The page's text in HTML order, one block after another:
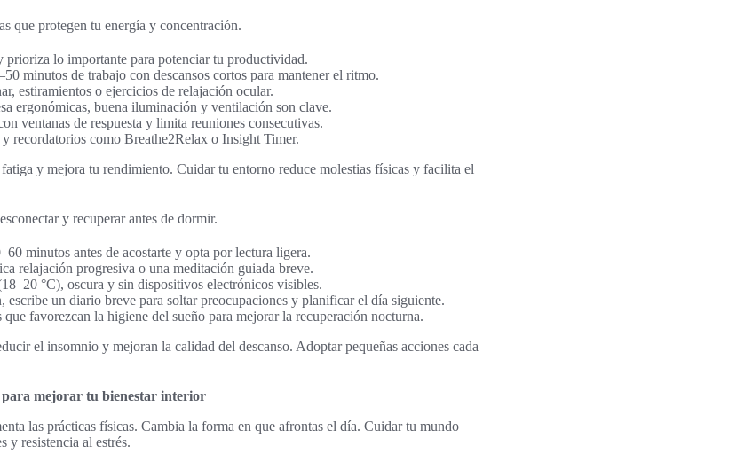
que protegen tu energía y concentración.
prioriza lo importante para potenciar tu productividad.
minutos de trabajo con descansos cortos para mantener el ritmo.
estiramientos o ejercicios de relajación ocular.
ergonómicas, buena iluminación y ventilación son clave.
ventanas de respuesta y limita reuniones consecutivas.
recordatorios como Breathe2Relax o Insight Timer.
y mejora tu rendimiento. Cuidar tu entorno reduce molestias físicas y facilita el
y recuperar antes de dormir.
minutos antes de acostarte y opta por lectura ligera.
relajación progresiva o una meditación guiada breve.
°C), oscura y sin dispositivos electrónicos visibles.
escribe un diario breve para soltar preocupaciones y planificar el día siguiente.
favorezcan la higiene del sueño para mejorar la recuperación nocturna.
el insomnio y mejoran la calidad del descanso. Adoptar pequeñas acciones cada
mejorar tu bienestar interior
las prácticas físicas. Cambia la forma en que afrontas el día. Cuidar tu mundo
y resistencia al estrés.